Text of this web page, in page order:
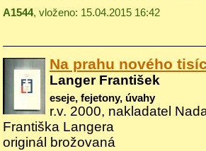
A1544, vloženo: 15.04.2015 16:42
Na prahu nového
Langer František
eseje, fejetony, úvahy
r.v. 2000, nakladatel
Františka Langera
originál brožovaná